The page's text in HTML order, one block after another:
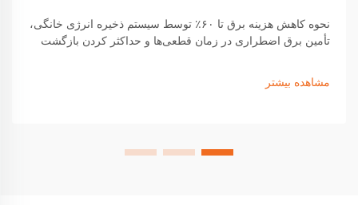
نحوه کاهش هزینه برق تا ۶۰٪ توسط سیستم ذخیره انرژی خانگی،
تأمین برق اضطراری در زمان قطعی‌ها و حداکثر کردن بازگشت
عملکرد واقعی اطلاعات بیشتری کسب کنید. راهنمای رایگان
خورشیدی + ذخیره‌سازی خود را دریافت کنید.
مشاهده بیشتر